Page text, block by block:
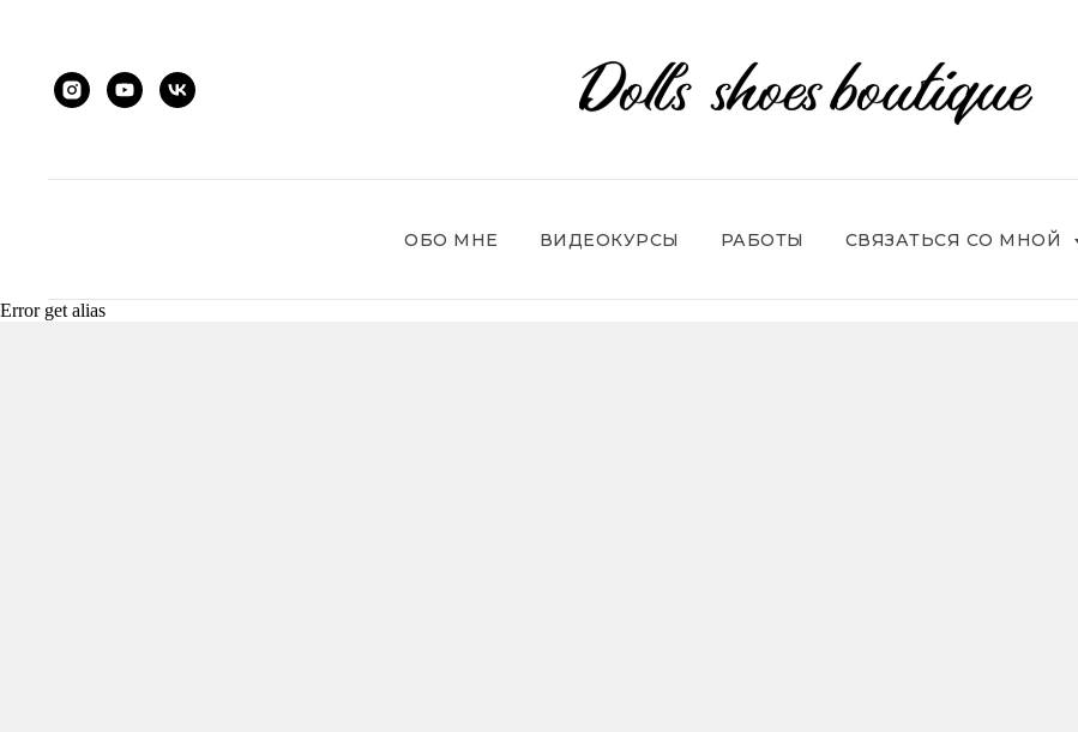
ОБО МНЕ ВИДЕОКУРСЫ РАБОТЫ СВЯЗАТЬСЯ СО МНОЙ
Error get alias